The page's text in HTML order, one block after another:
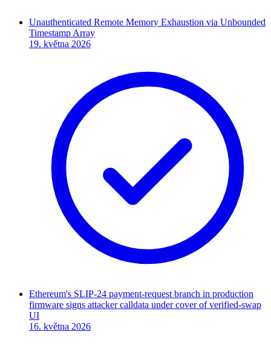
Unauthenticated Remote Memory Exhaustion via Unbounded
Timestamp Array
19. května 2026
Ethereum's SLIP-24 payment-request branch in production
firmware signs attacker calldata under cover of verified-swap
UI
16. května 2026